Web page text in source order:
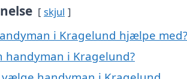
skjul
i Kragelund hjælpe med?
handyman i Kragelund?